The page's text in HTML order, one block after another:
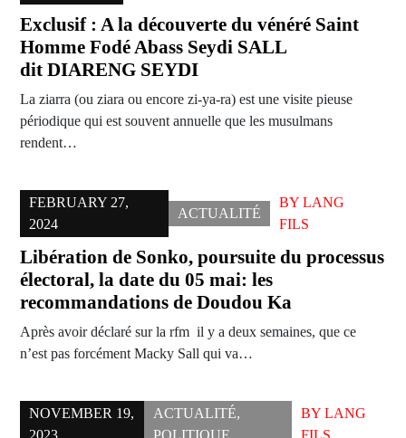
Exclusif : A la découverte du vénéré Saint
Homme Fodé Abass Seydi SALL
dit DIARENG SEYDI
La ziarra (ou ziara ou encore zi-ya-ra) est une visite pieuse
périodique qui est souvent annuelle que les musulmans
rendent…
FEBRUARY 27,
2024
ACTUALITÉ
BYLANG
FILS
Libération de Sonko, poursuite du processus
électoral, la date du 05 mai: les
recommandations de Doudou Ka
Après avoir déclaré sur la rfm il y a deux semaines, que ce
n’est pas forcément Macky Sall qui va…
NOVEMBER 19,
ACTUALITÉ,
BY LANG